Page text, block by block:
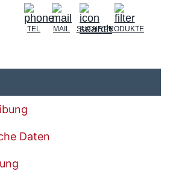
TEL MAIL SUCHEPRODUKTE
Daten